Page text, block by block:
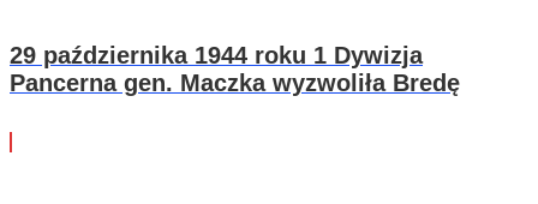
29 października 1944 roku 1 Dywizja
Pancerna gen. Maczka wyzwoliła Bredę